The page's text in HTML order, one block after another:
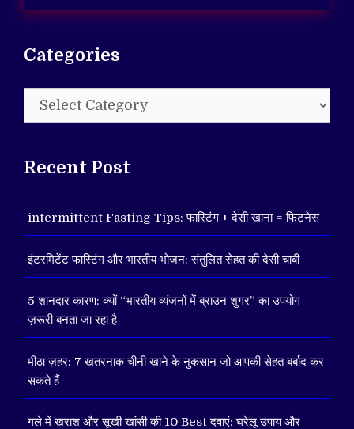
Categories
Categories
Recent Post
intermittent Fasting Tips: फास्टिंग + देसी खाना = फिटनेस
इंटरमिटेंट फास्टिंग और भारतीय भोजन: संतुलित सेहत की देसी चाबी
5 शानदार कारण: क्यों “भारतीय व्यंजनों में ब्राउन शुगर” का उपयोग
ज़रूरी बनता जा रहा है
मीठा ज़हर: 7 खतरनाक चीनी खाने के नुकसान जो आपकी सेहत बर्बाद कर
सकते हैं
गले में खराश और सूखी खांसी की 10 Best दवाएं: घरेलू उपाय और